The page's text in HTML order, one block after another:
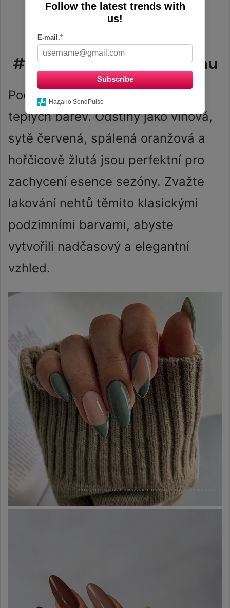
#10 Klasické Barvy Podzimu
Podzim je synonymem sytých,
teplých barev. Odstíny jako vínová,
sytě červená, spálená oranžová a
hořčicově žlutá jsou perfektní pro
zachycení esence sezóny. Zvažte
lakování nehtů těmito klasickými
podzimními barvami, abyste
vytvořili nadčasový a elegantní
vzhled.
Follow the latest trends with
us!
E-mail.*
Subscribe
Надано SendPulse